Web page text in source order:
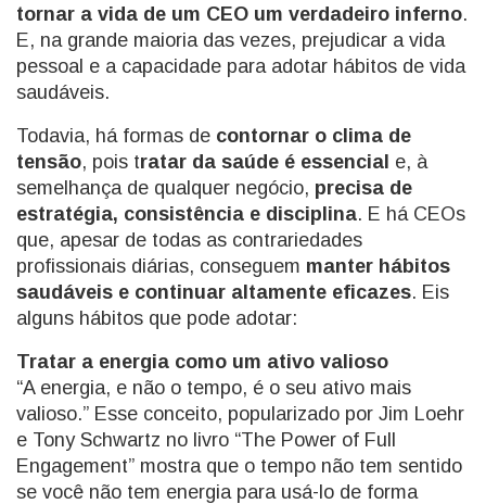
tornar a vida de um CEO um verdadeiro inferno.
E, na grande maioria das vezes, prejudicar a vida
pessoal e a capacidade para adotar hábitos de vida
saudáveis.
Todavia, há formas de contornar o clima de
tensão, pois tratar da saúde é essencial e, à
semelhança de qualquer negócio, precisa de
estratégia, consistência e disciplina. E há CEOs
que, apesar de todas as contrariedades
profissionais diárias, conseguem manter hábitos
saudáveis e continuar altamente eficazes. Eis
alguns hábitos que pode adotar:
Tratar a energia como um ativo valioso
“A energia, e não o tempo, é o seu ativo mais
valioso.” Esse conceito, popularizado por Jim Loehr
e Tony Schwartz no livro “The Power of Full
Engagement” mostra que o tempo não tem sentido
se você não tem energia para usá-lo de forma